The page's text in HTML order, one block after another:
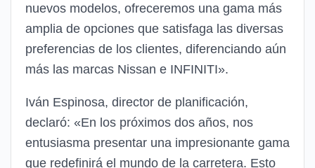
nuevos modelos, ofreceremos una gama más
amplia de opciones que satisfaga las diversas
preferencias de los clientes, diferenciando aún
más las marcas Nissan e INFINITI».
Iván Espinosa, director de planificación,
declaró: «En los próximos dos años, nos
entusiasma presentar una impresionante gama
que redefinirá el mundo de la carretera. Esto